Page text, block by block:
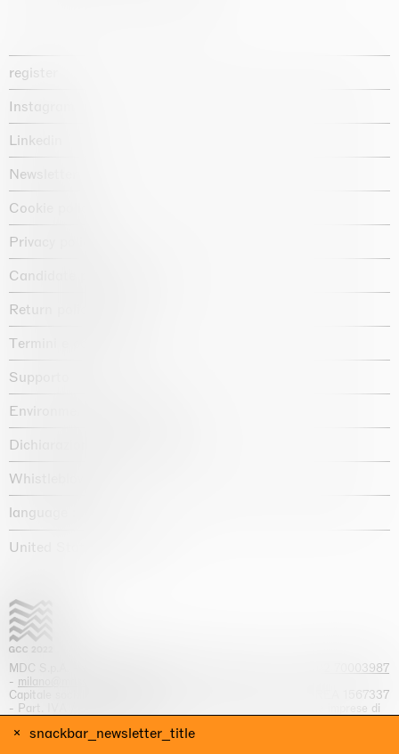
snackbar_newsletter_title
register
Instagram
Linkedin
Newsletter
Cookie policy
Privacy policy
Candidate privacy notice
Return policy shop
Termini e condizioni
Supporto
Environmental statement
Dichiarazione di accessibilità
Whistleblowing
language :
United States / USD $
MDC S.p.A. -
+39 02 70003987
- milano@massimodecarlo.com
Capitale sociale interamente versato: EUR 1.514.762,00 – REA 1567337
- Part. IVA / C.F. 12584550151 - Iscrizione al Registro delle imprese di